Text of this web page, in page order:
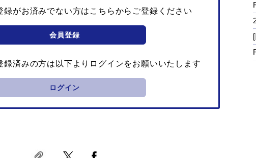
録がお済みでない方はこちらからご登録ください
会員登録
録済みの方は以下よりログインをお願いいたします
ログイン